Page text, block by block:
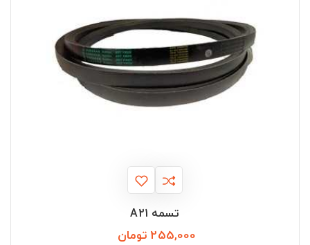
تسمه A21
255,000 تومان